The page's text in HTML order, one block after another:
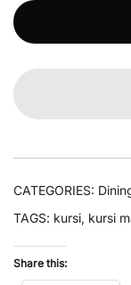
CATEGORIES:
TAGS: kursi, kursi
Share this: